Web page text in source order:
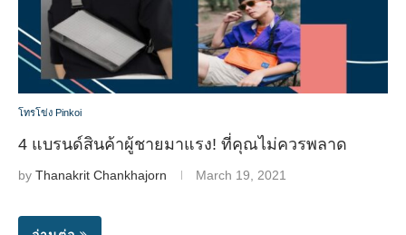
โทรโข่ง Pinkoi
4 แบรนด์สินค้าผู้ชายมาแรง! ที่คุณไม่ควรพลาด
by Thanakrit Chankhajorn March 19, 2021